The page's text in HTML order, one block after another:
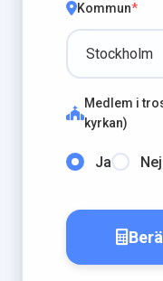
Kommun*
Medlem i
kyrkan)
Ja Nej